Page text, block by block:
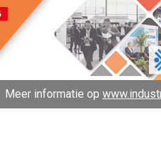
Meer informatie op